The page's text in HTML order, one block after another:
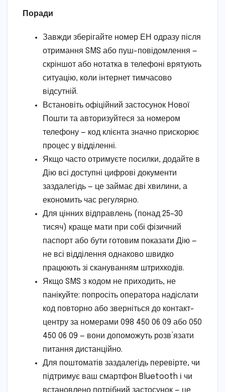
Поради
Завжди зберігайте номер ЕН одразу після
отримання SMS або пуш-повідомлення —
скріншот або нотатка в телефоні врятують
ситуацію, коли інтернет тимчасово
відсутній.
Встановіть офіційний застосунок Нової
Пошти та авторизуйтеся за номером
телефону — код клієнта значно прискорює
процес у відділенні.
Якщо часто отримуєте посилки, додайте в
Дію всі доступні цифрові документи
заздалегідь — це займає дві хвилини, а
економить час регулярно.
Для цінних відправлень (понад 25–30
тисяч) краще мати при собі фізичний
паспорт або бути готовим показати Дію —
не всі відділення однаково швидко
працюють зі скануванням штрихкодів.
Якщо SMS з кодом не приходить, не
панікуйте: попросіть оператора надіслати
код повторно або зверніться до контакт-
центру за номерами 098 450 06 09 або 050
450 06 09 — вони допоможуть розв’язати
питання дистанційно.
Для поштоматів заздалегідь перевірте, чи
підтримує ваш смартфон Bluetooth і чи
встановлено потрібний застосунок — це